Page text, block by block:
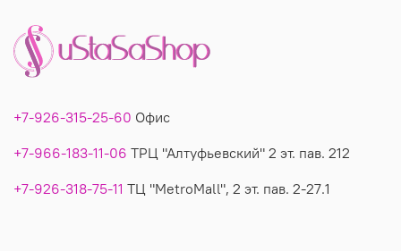
+7-926-315-25-60 Офис
+7-966-183-11-06 ТРЦ "Алтуфьевский" 2 эт. пав. 212
+7-926-318-75-11 ТЦ "MetroMall", 2 эт. пав. 2-27.1